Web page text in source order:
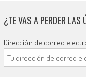
¿TE VAS A PERDER
Dirección de correo